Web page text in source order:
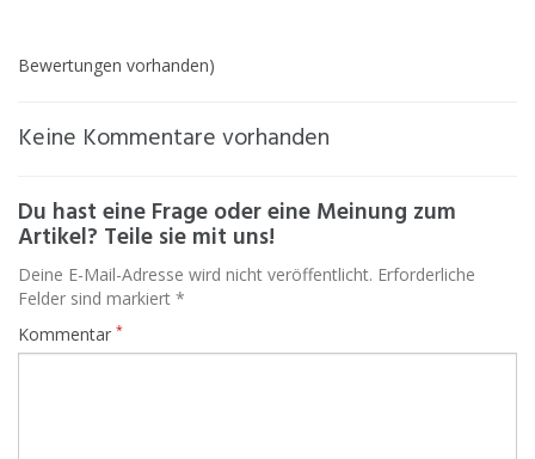
Bewertungen vorhanden)
Keine Kommentare vorhanden
Du hast eine Frage oder eine Meinung zum
Artikel? Teile sie mit uns!
Deine E-Mail-Adresse wird nicht veröffentlicht. Erforderliche
Felder sind markiert *
Kommentar *